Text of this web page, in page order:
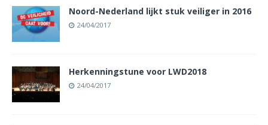
Noord-Nederland lijkt stuk veiliger in 2016
24/04/2017
Herkenningstune voor LWD2018
24/04/2017